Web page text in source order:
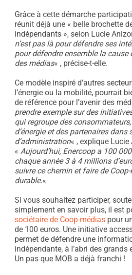
Grâce à cette démarche
réunit déjà une « belle brochette
indépendants », selon Lucie
n’est pas là pour défendre ses
pour défendre ensemble la cause
des médias« , précise-t-elle.
Ce modèle inspiré d’autres
l’énergie ou la mobilité, pourrait
de référence pour l’avenir des
prendre exemple sur des
qui regroupe des
d’énergie et des partenaires dans
d’administration« , explique Lucie
« Aujourd’hui, Enercoop a 100
chaque année 3 à 4 millions
suivre ce chemin et faire de
durable.«
Si vous souhaitez participer,
simplement en savoir plus, il est
sociétaire de Coop-médias pour
de 100 euros. Une initiative
permet de défendre une
indépendante, à l’abri des
Un pas que MOB a déjà franchi !